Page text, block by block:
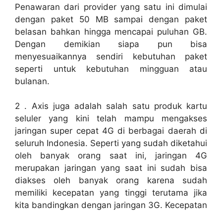
Penawaran dari provider yang satu ini dimulai
dengan paket 50 MB sampai dengan paket
belasan bahkan hingga mencapai puluhan GB.
Dengan demikian siapa pun bisa
menyesuaikannya sendiri kebutuhan paket
seperti untuk kebutuhan mingguan atau
bulanan.
2 . Axis juga adalah salah satu produk kartu
seluler yang kini telah mampu mengakses
jaringan super cepat 4G di berbagai daerah di
seluruh Indonesia. Seperti yang sudah diketahui
oleh banyak orang saat ini, jaringan 4G
merupakan jaringan yang saat ini sudah bisa
diakses oleh banyak orang karena sudah
memiliki kecepatan yang tinggi terutama jika
kita bandingkan dengan jaringan 3G. Kecepatan